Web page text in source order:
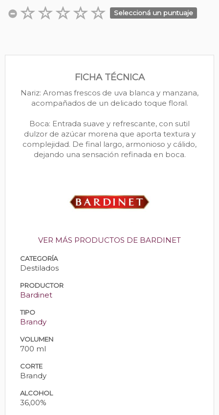
Seleccioná un puntuaje
FICHA TÉCNICA
Nariz: Aromas frescos de uva blanca y manzana,
acompañados de un delicado toque floral.
Boca: Entrada suave y refrescante, con sutil
dulzor de azúcar morena que aporta textura y
complejidad. De final largo, armonioso y cálido,
dejando una sensación refinada en boca.
VER MÁS PRODUCTOS DE BARDINET
CATEGORÍA
Destilados
PRODUCTOR
Bardinet
TIPO
Brandy
VOLUMEN
700 ml
CORTE
Brandy
ALCOHOL
36,00%